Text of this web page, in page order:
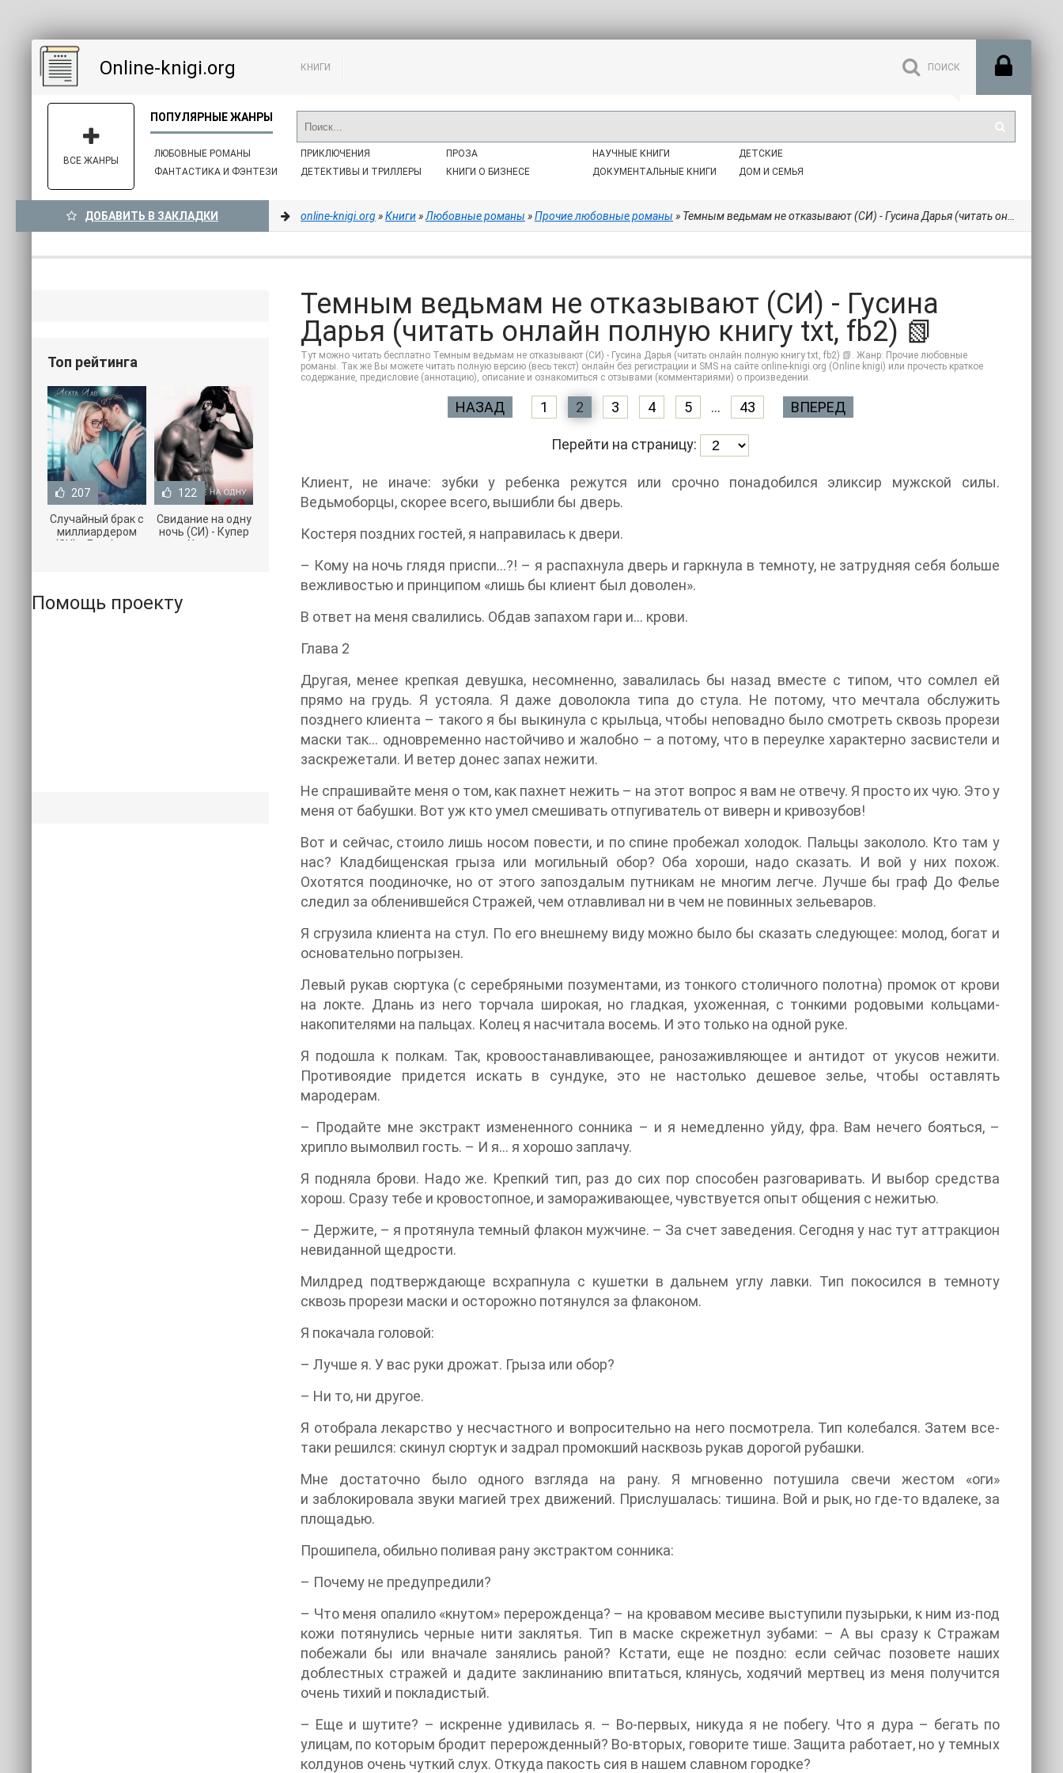
Online-knigi.org КНИГИ
ЛЮБОВНЫЕ РОМАНЫ
ФАНТАСТИКА И ФЭНТЕЗИ
ПРИКЛЮЧЕНИЯ
ДЕТЕКТИВЫ И ТРИЛЛЕРЫ
ПРОЗА
КНИГИ О БИЗНЕСЕ
НАУЧНЫЕ КНИГИ
ДОКУМЕНТАЛЬНЫЕ КНИГИ
ДЕТСКИЕ
ДОМ И СЕМЬЯ
ВСЕ ЖАНРЫ
ДОБАВИТЬ В ЗАКЛАДКИ online-knigi.org»Книги»Любовные романы »Прочие любовные романы » Темным ведьмам не отказывают (СИ) - Гусина Дарья (читать онлайн полную книгу txt, fb2) 📗
Темным ведьмам не отказывают (СИ) - Гусина
Дарья (читать онлайн полную книгу txt, fb2) 📗
Тут можно читать бесплатно Темным ведьмам не отказывают (СИ) - Гусина Дарья (читать онлайн полную книгу txt, fb2) 📗. Жанр: Прочие любовные
романы. Так же Вы можете читать полную версию (весь текст) онлайн без регистрации и SMS на сайте online-knigi.org (Online knigi) или прочесть краткое
содержание, предисловие (аннотацию), описание и ознакомиться с отзывами (комментариями) о произведении.
НАЗАД 1 2 3 4 5 ... 43 ВПЕРЕД
Перейти на страницу:
Клиент, не иначе: зубки у ребенка режутся или срочно понадобился эликсир мужской силы.
Ведьмоборцы, скорее всего, вышибли бы дверь.
Костеря поздних гостей, я направилась к двери.
– Кому на ночь глядя приспи…?! – я распахнула дверь и гаркнула в темноту, не затрудняя себя больше
вежливостью и принципом «лишь бы клиент был доволен».
В ответ на меня свалились. Обдав запахом гари и… крови.
Глава 2
Другая, менее крепкая девушка, несомненно, завалилась бы назад вместе с типом, что сомлел ей
прямо на грудь. Я устояла. Я даже доволокла типа до стула. Не потому, что мечтала обслужить
позднего клиента – такого я бы выкинула с крыльца, чтобы неповадно было смотреть сквозь прорези
маски так… одновременно настойчиво и жалобно – а потому, что в переулке характерно засвистели и
заскрежетали. И ветер донес запах нежити.
Не спрашивайте меня о том, как пахнет нежить – на этот вопрос я вам не отвечу. Я просто их чую. Это у
меня от бабушки. Вот уж кто умел смешивать отпугиватель от виверн и кривозубов!
Вот и сейчас, стоило лишь носом повести, и по спине пробежал холодок. Пальцы закололо. Кто там у
нас? Кладбищенская грыза или могильный обор? Оба хороши, надо сказать. И вой у них похож.
Охотятся поодиночке, но от этого запоздалым путникам не многим легче. Лучше бы граф До Фелье
следил за обленившейся Стражей, чем отлавливал ни в чем не повинных зельеваров.
Я сгрузила клиента на стул. По его внешнему виду можно было бы сказать следующее: молод, богат и
основательно погрызен.
Левый рукав сюртука (с серебряными позументами, из тонкого столичного полотна) промок от крови
на локте. Длань из него торчала широкая, но гладкая, ухоженная, с тонкими родовыми кольцами-
накопителями на пальцах. Колец я насчитала восемь. И это только на одной руке.
Я подошла к полкам. Так, кровоостанавливающее, ранозаживляющее и антидот от укусов нежити.
Противоядие придется искать в сундуке, это не настолько дешевое зелье, чтобы оставлять
мародерам.
– Продайте мне экстракт измененного сонника – и я немедленно уйду, фра. Вам нечего бояться, –
хрипло вымолвил гость. – И я… я хорошо заплачу.
Я подняла брови. Надо же. Крепкий тип, раз до сих пор способен разговаривать. И выбор средства
хорош. Сразу тебе и кровостопное, и замораживающее, чувствуется опыт общения с нежитью.
– Держите, – я протянула темный флакон мужчине. – За счет заведения. Сегодня у нас тут аттракцион
невиданной щедрости.
Милдред подтверждающе всхрапнула с кушетки в дальнем углу лавки. Тип покосился в темноту
сквозь прорези маски и осторожно потянулся за флаконом.
Я покачала головой:
– Лучше я. У вас руки дрожат. Грыза или обор?
– Ни то, ни другое.
Я отобрала лекарство у несчастного и вопросительно на него посмотрела. Тип колебался. Затем все-
таки решился: скинул сюртук и задрал промокший насквозь рукав дорогой рубашки.
Мне достаточно было одного взгляда на рану. Я мгновенно потушила свечи жестом «оги»
и заблокировала звуки магией трех движений. Прислушалась: тишина. Вой и рык, но где-то вдалеке, за
площадью.
Прошипела, обильно поливая рану экстрактом сонника:
– Почему не предупредили?
– Что меня опалило «кнутом» перерожденца? – на кровавом месиве выступили пузырьки, к ним из-под
кожи потянулись черные нити заклятья. Тип в маске скрежетнул зубами: – А вы сразу к Стражам
побежали бы или вначале занялись раной? Кстати, еще не поздно: если сейчас позовете наших
доблестных стражей и дадите заклинанию впитаться, клянусь, ходячий мертвец из меня получится
очень тихий и покладистый.
– Еще и шутите? – искренне удивилась я. – Во-первых, никуда я не побегу. Что я дура – бегать по
улицам, по которым бродит перерожденный? Во-вторых, говорите тише. Защита работает, но у темных
колдунов очень чуткий слух. Откуда пакость сия в нашем славном городке?
Топ рейтинга
207
Случайный брак с
миллиардером
(СИ) - Лав Агата
122
Свидание на одну
ночь (СИ) - Купер
Хелен
Помощь проекту